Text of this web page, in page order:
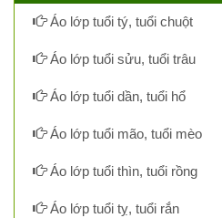
Áo lớp tuổi tý, tuổi chuột
Áo lớp tuổi sửu, tuổi trâu
Áo lớp tuổi dần, tuổi hổ
Áo lớp tuổi mão, tuổi mèo
Áo lớp tuổi thìn, tuổi rồng
Áo lớp tuổi tỵ, tuổi rắn